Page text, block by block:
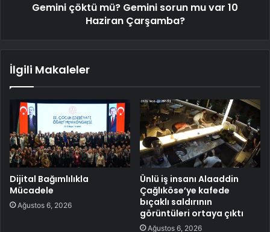
Gemini çöktü mü? Gemini sorun mu var 10
Haziran Çarşamba?
İlgili Makaleler
Dijital Bağımlılıkla
Mücadele
Ağustos 6, 2026
Ünlü iş insanı Alaaddin
Çağlıköse’ye kafede
bıçaklı saldırının
görüntüleri ortaya çıktı
Ağustos 6, 2026